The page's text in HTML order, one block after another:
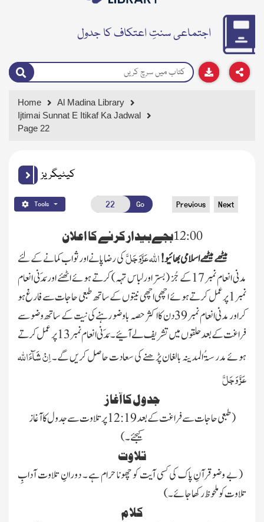
اجتماعی سنتِ اعتکاف کا جدول
Home
Al Madina Library
Ijtimai Sunnat E Itikaf Ka Jadwal
Page 22
کیٹیگریز
Tools Go Previous Next
12:00بجےبیدار کرنے کا اعلان
میٹھے میٹھے اسلامی بھائیو!اللہعَزَّوَجَلَّکی رضاپانے اور ثواب کمانے کے لئے
مدنی انعام نمبر 17کے جُز
(بستر اور لباس تہہ)کرتے ہوئے اٹھئے اور مَدَنی انعام
نمبر1پر عمل کرتے ہوئے اچھی اچھی نیتوں کے ساتھ طبعی حاجات سے فارغ ہو
کراور مدنی انعام نمبر 39دن کا اکثر حصہ باوضو رہنے کی نیت کے ساتھ وضو سے
فراغت کے بعدحلقوں میں تشریف لے آئیے۔ مَدَنی انعام نمبر 13پر عمل کرتے
ہوئے مدرسۃُ المدینہ بالغان پڑھنے کی سعادت حاصل کریں گے۔اِنْ شَآءَاللہ
عَزَّ وَجَلَّ
جدول کا آغاز
( طبعی حاجات سے فراغت کے بعد12:19 پرتلاوت سے جدول کا آغاز
کیجئے۔)
تلاوت
( بے وضو قرآنِ پاک کی کسی آیت کو چھونا حرام ہے ۔ دورانِ تلاوت آدابِ
تلاوت کو ملحوظ رکھا جائے ۔)
کلام